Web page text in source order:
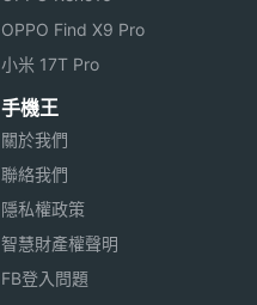
OPPO Find X9 Pro
小米 17T Pro
手機王
關於我們
聯絡我們
隱私權政策
智慧財產權聲明
FB登入問題